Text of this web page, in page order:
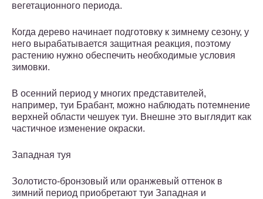
вегетационного периода.
Когда дерево начинает подготовку к зимнему сезону, у
него вырабатывается защитная реакция, поэтому
растению нужно обеспечить необходимые условия
зимовки.
В осенний период у многих представителей,
например, туи Брабант, можно наблюдать потемнение
верхней области чешуек туи. Внешне это выглядит как
частичное изменение окраски.
Западная туя
Золотисто-бронзовый или оранжевый оттенок в
зимний период приобретают туи Западная и